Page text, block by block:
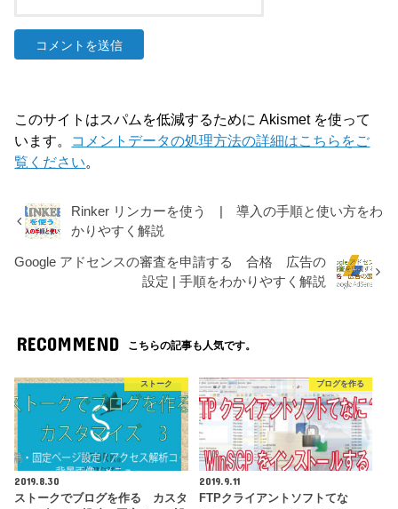
このサイトはスパムを低減するために Akismet を使って
います。 コメントデータの処理方法の詳細はこちらをご
覧ください。
Rinker リンカーを使う | 導入の手順と使い方をわ
かりやすく解説
Google アドセンスの審査を申請する 合格 広告の
設定 | 手順をわかりやすく解説
RECOMMEND こちらの記事も人気です。
ストーク
2019.8.30
ストークでブログを作る カスタ
ブログを作る
2019.9.11
FTPクライアントソフトてな